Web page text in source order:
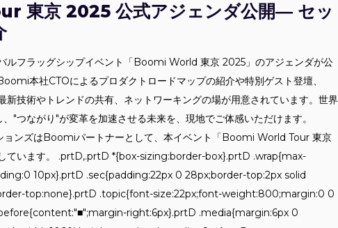
東京 2025 公式アジェンダ公開― セッ
ルフラッグシップイベント「Boomi World 東京 2025」のアジェンダが公
本社CTOによるプロダクトロードマップの紹介や特別ゲスト登壇、
技術やトレンドの共有、ネットワーキングの場が用意されています。世界
"つながり"が変革を加速させる未来を、現地でご体感いただけます。
ンズはBoomiパートナーとして、本イベント「Boomi World Tour 東京
ています。 .prtD,.prtD *{box-sizing:border-box}.prtD .wrap{max-
10px}.prtD .sec{padding:22px 0 28px;border-top:2px solid
top:none}.prtD .topic{font-size:22px;font-weight:800;margin:0 0
right:6px}.prtD .media{margin:6px 0